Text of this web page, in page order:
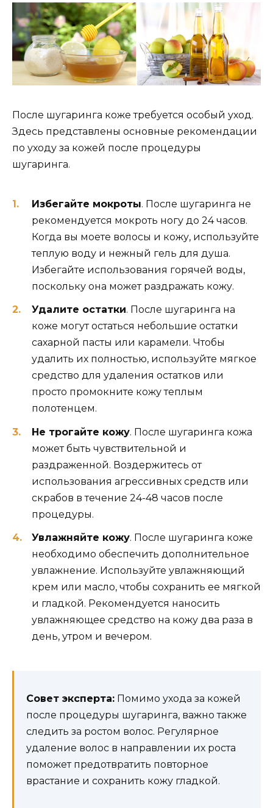
После шугаринга коже требуется особый уход.
Здесь представлены основные рекомендации
по уходу за кожей после процедуры
шугаринга.
Избегайте мокроты. После шугаринга не
рекомендуется мокроть ногу до 24 часов.
Когда вы моете волосы и кожу, используйте
теплую воду и нежный гель для душа.
Избегайте использования горячей воды,
поскольку она может раздражать кожу.
Удалите остатки. После шугаринга на
коже могут остаться небольшие остатки
сахарной пасты или карамели. Чтобы
удалить их полностью, используйте мягкое
средство для удаления остатков или
просто промокните кожу теплым
полотенцем.
Не трогайте кожу. После шугаринга кожа
может быть чувствительной и
раздраженной. Воздержитесь от
использования агрессивных средств или
скрабов в течение 24-48 часов после
процедуры.
Увлажняйте кожу. После шугаринга коже
необходимо обеспечить дополнительное
увлажнение. Используйте увлажняющий
крем или масло, чтобы сохранить ее мягкой
и гладкой. Рекомендуется наносить
увлажняющее средство на кожу два раза в
день, утром и вечером.
Совет эксперта: Помимо ухода за кожей
после процедуры шугаринга, важно также
следить за ростом волос. Регулярное
удаление волос в направлении их роста
поможет предотвратить повторное
врастание и сохранить кожу гладкой.